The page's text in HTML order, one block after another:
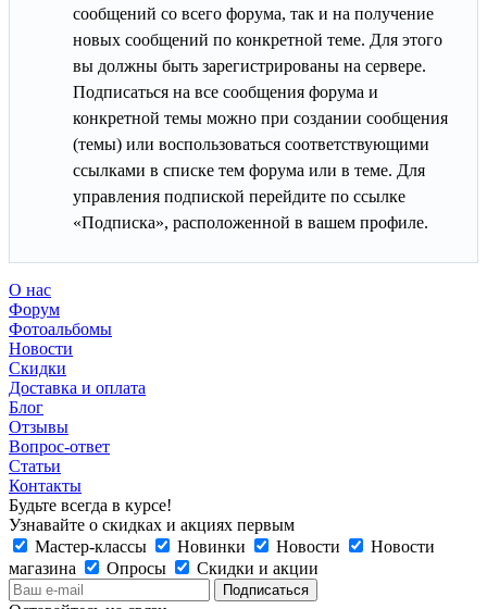
сообщений со всего форума, так и на получение
новых сообщений по конкретной теме. Для этого
вы должны быть зарегистрированы на сервере.
Подписаться на все сообщения форума и
конкретной темы можно при создании сообщения
(темы) или воспользоваться соответствующими
ссылками в списке тем форума или в теме. Для
управления подпиской перейдите по ссылке
«Подписка», расположенной в вашем профиле.
О нас
Форум
Фотоальбомы
Новости
Скидки
Доставка и оплата
Блог
Отзывы
Вопрос-ответ
Статьи
Контакты
Будьте всегда в курсе!
Узнавайте о скидках и акциях первым
Мастер-классы
Новинки Новости
Новости
магазина
Опросы Скидки и акции